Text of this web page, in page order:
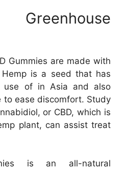
Gummies are made with
is a seed that has
use of in Asia and also
to ease discomfort. Study
or CBD, which is
plant, can assist treat
is an all-natural